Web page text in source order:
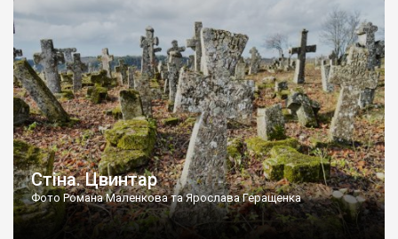
ньому чимало хрестів 19 століття, є такі, де епітафії стер […]
Стіна. Цвинтар
Фото Романа Маленкова та Ярослава Геращенка